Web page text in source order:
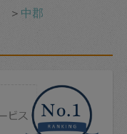
＞ 中郡